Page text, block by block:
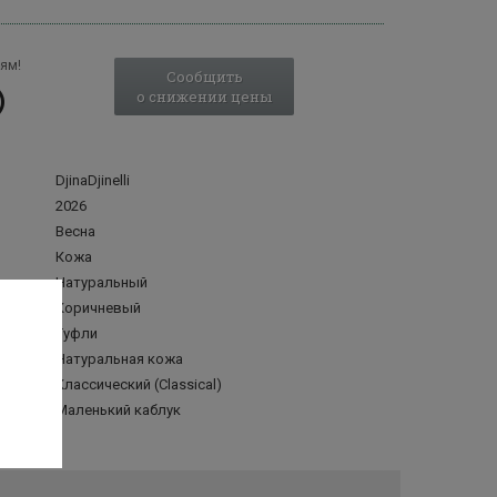
Сообщить
о снижении цены
DjinaDjinelli
2026
Весна
Кожа
Натуральный
Коричневый
Туфли
Натуральная кожа
Классический (Classical)
Маленький каблук